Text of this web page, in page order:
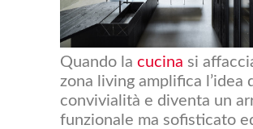
Quando la cucina si
zona living amplifica l’idea
convivialità e diventa un
funzionale ma sofisticato